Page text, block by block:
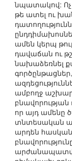
նպատակով: Ոչ
թե ատել ու
ամեն կերպ
դավաճան ու
նախաձեռնել
ամբողջ
որ այդ ամենը
տնտեսական
արդեն